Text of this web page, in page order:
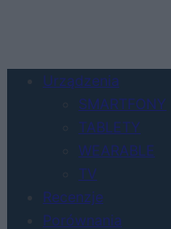
Urządzenia
SMARTFONY
TABLETY
WEARABLE
TV
Recenzje
Porównania